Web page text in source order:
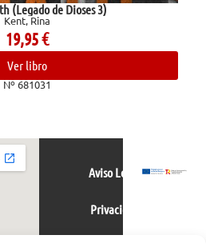
(Legado de Dioses 3)
Kent, Rina
19,95€
Ver libro
Nº 681031
Aviso Legal
Privacidad